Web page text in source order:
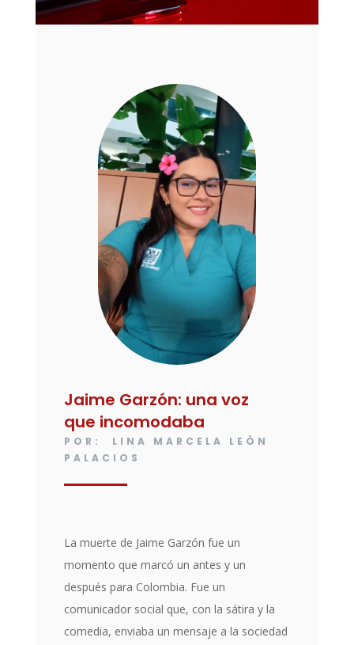
Jaime Garzón: una voz
que incomodaba
POR: LINA MARCELA LEÓN
PALACIOS
La muerte de Jaime Garzón fue un
momento que marcó un antes y un
después para Colombia. Fue un
comunicador social que, con la sátira y la
comedia, enviaba un mensaje a la sociedad